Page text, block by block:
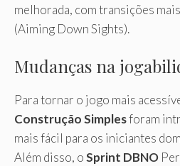
melhorada, com transições
(Aiming Down Sights).
Mudanças na
Para tornar o jogo mais
Construção Simplesforam
mais fácil para os iniciantes
Além disso, oSprint DBNO